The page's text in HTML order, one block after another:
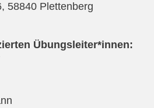
58840 Plettenberg
Übungsleiter*innen: